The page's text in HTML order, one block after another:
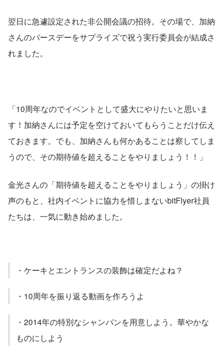
翌日に急遽設定された非公開会議の招待。その場で、加納
さんのバースデーをサプライズで祝う実行委員会が結成さ
れました。
「10周年なのでイベントとして盛大にやりたいと思いま
す！加納さんには予定を空けておいてもらうことだけ伝え
ておきます。でも、加納さんも何かあることは察してしま
うので、その期待値を超えることをやりましょう！！」
金光さんの「期待値を超えることをやりましょう」の掛け
声のもと、社内イベントに協力を惜しまないbitFlyer社員
たちは、一気に動き始めました。
・ケーキとエントランスの装飾は確定だよね？
・10周年を振り返る動画を作ろうよ
・2014年の特別なシャンパンを用意しよう。華やかな
ものにしよう